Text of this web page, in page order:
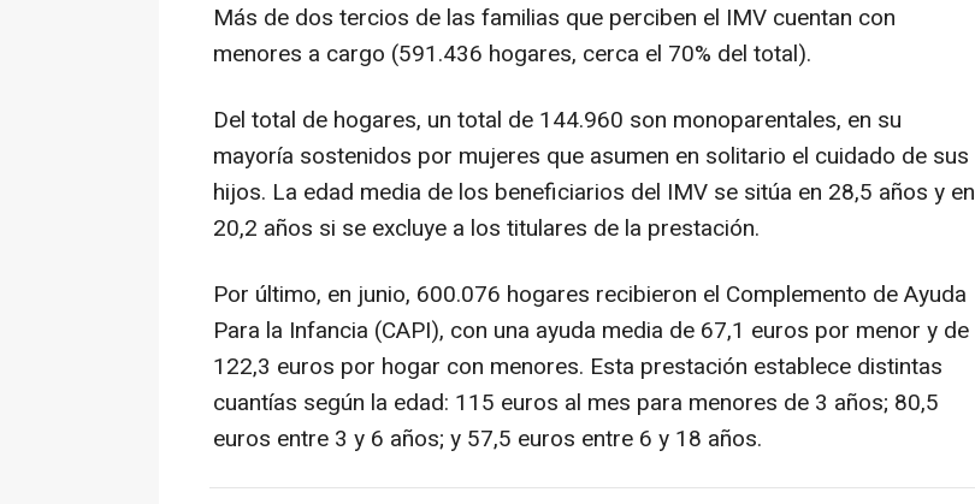
Más de dos tercios de las familias que perciben el IMV cuentan con
menores a cargo (591.436 hogares, cerca el 70% del total).
Del total de hogares, un total de 144.960 son monoparentales, en su
mayoría sostenidos por mujeres que asumen en solitario el cuidado de sus
hijos. La edad media de los beneficiarios del IMV se sitúa en 28,5 años y en
20,2 años si se excluye a los titulares de la prestación.
Por último, en junio, 600.076 hogares recibieron el Complemento de Ayuda
Para la Infancia (CAPI), con una ayuda media de 67,1 euros por menor y de
122,3 euros por hogar con menores. Esta prestación establece distintas
cuantías según la edad: 115 euros al mes para menores de 3 años; 80,5
euros entre 3 y 6 años; y 57,5 euros entre 6 y 18 años.